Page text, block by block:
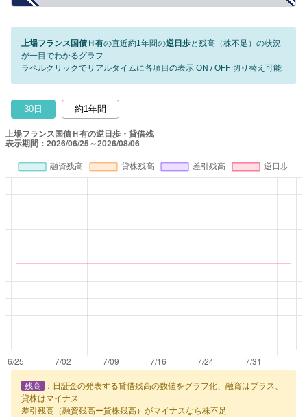
上場フランス国債Ｈ有の直近約1年間の逆日歩と残高（株不足）の状況
が一目でわかるグラフ
ラベルクリックでリアルタイムに各項目の表示 ON / OFF 切り替え可能
30日 約1年間
残高
：日証金の発表する貸借残高の数値をグラフ化、融資はプラス、
貸株はマイナス
差引残高（融資残高ー貸株残高）がマイナスなら株不足